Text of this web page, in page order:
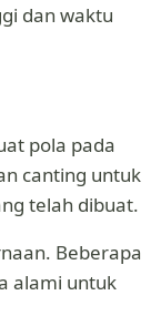
dan waktu
pola pada
canting untuk
telah dibuat.
Beberapa
alami untuk